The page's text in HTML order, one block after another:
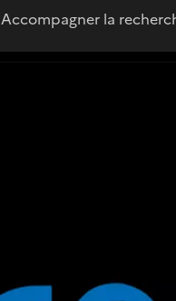
Accompagner la